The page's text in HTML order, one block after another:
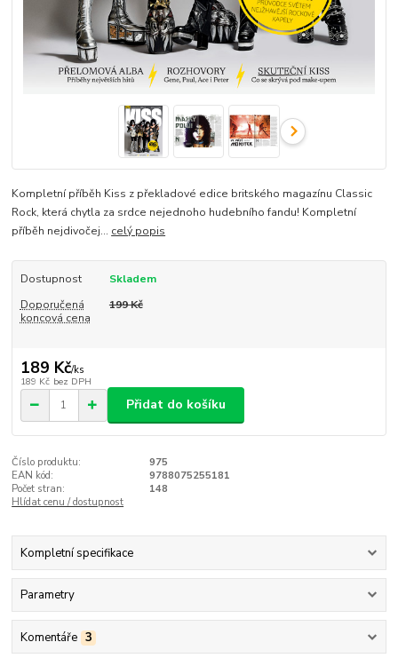
Kompletní příběh Kiss z překladové edice britského magazínu Classic
Rock, která chytla za srdce nejednoho hudebního fandu! Kompletní
příběh nejdivočej... celý popis
Dostupnost
Skladem
Doporučená
koncová cena
199 Kč
189 Kč/ks
189 Kč bez DPH
Přidat do košíku
Číslo produktu:
975
EAN kód:
9788075255181
Počet stran:
148
Hlídat cenu / dostupnost
Kompletní specifikace
Parametry
Komentáře 3